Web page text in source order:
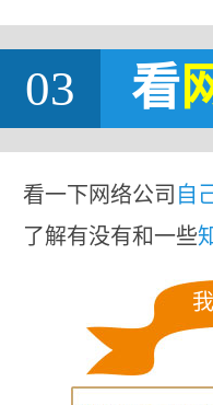
03 看
看一下网络公司 自
了解有没有和一些